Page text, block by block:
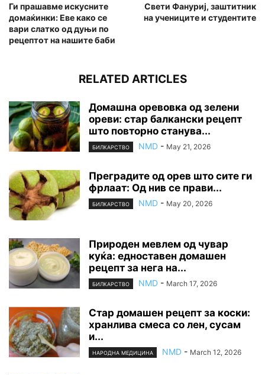
Ги прашавме искусните
домаќинки: Еве како се
вари слатко од дуњи по
рецептот на нашите баби
Свети Фануриј, заштитник
на учениците и студентите
RELATED ARTICLES
Домашна оревовка од зелени
ореви: стар балкански рецепт
што повторно станува...
БИЛКАРСТВО NMD - May 21, 2026
Преградите од орев што сите ги
фрлаат: Од нив се прави...
БИЛКАРСТВО NMD - May 20, 2026
Природен мевлем од чувар
куќа: едноставен домашен
рецепт за нега на...
БИЛКАРСТВО NMD - March 17, 2026
Стар домашен рецепт за коски:
хранлива смеса со лен, сусам
и...
НАРОДНА МЕДИЦИНА NMD - March 12, 2026